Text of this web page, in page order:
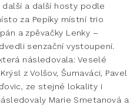
a další hosty podle
za Pepíky místní trio
a zpěvačky Lenky –
senzační vystoupení.
následovala: Veselé
z Volšov, Šumaváci, Pavel
ze stejné lokality i
Marie Smetanová a